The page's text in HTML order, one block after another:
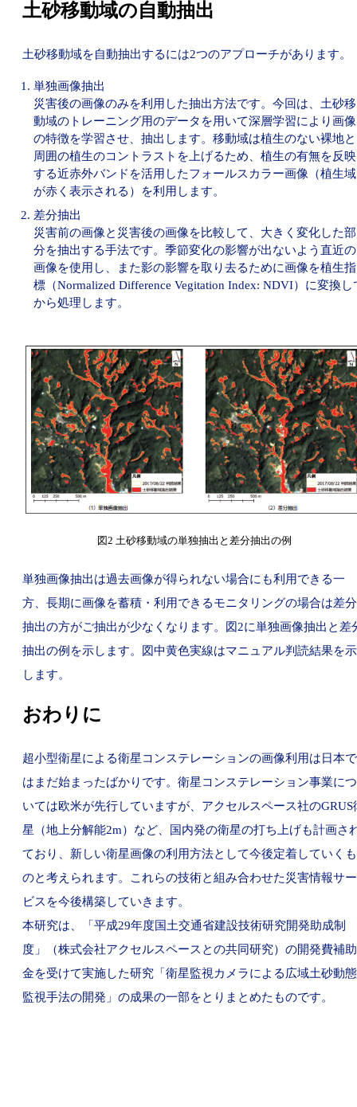
土砂移動域の自動抽出
土砂移動域を自動抽出するには2つのアプローチがあります。
単独画像抽出
災害後の画像のみを利用した抽出方法です。今回は、土砂移
動域のトレーニング用のデータを用いて深層学習により画像
の特徴を学習させ、抽出します。移動域は植生のない裸地と
周囲の植生のコントラストを上げるため、植生の有無を反映
する近赤外バンドを活用したフォールスカラー画像（植生域
が赤く表示される）を利用します。
差分抽出
災害前の画像と災害後の画像を比較して、大きく変化した部
分を抽出する手法です。季節変化の影響が出ないよう直近の
画像を使用し、また影の影響を取り去るために画像を植生指
標（Normalized Difference Vegitation Index: NDVI）に変換し
から処理します。
図2 土砂移動域の単独抽出と差分抽出の例
単独画像抽出は過去画像が得られない場合にも利用できる一
方、長期に画像を蓄積・利用できるモニタリングの場合は差分
抽出の方がご抽出が少なくなります。図2に単独画像抽出と差
抽出の例を示します。図中黄色実線はマニュアル判読結果を示
します。
おわりに
超小型衛星による衛星コンステレーションの画像利用は日本で
はまだ始まったばかりです。衛星コンステレーション事業につ
いては欧米が先行していますが、アクセルスペース社のGRUS
星（地上分解能2m）など、国内発の衛星の打ち上げも計画さ
ており、新しい衛星画像の利用方法として今後定着していくも
のと考えられます。これらの技術と組み合わせた災害情報サー
ビスを今後構築していきます。
本研究は、「平成29年度国土交通省建設技術研究開発助成制
度」（株式会社アクセルスペースとの共同研究）の開発費補助
金を受けて実施した研究「衛星監視カメラによる広域土砂動態
監視手法の開発」の成果の一部をとりまとめたものです。